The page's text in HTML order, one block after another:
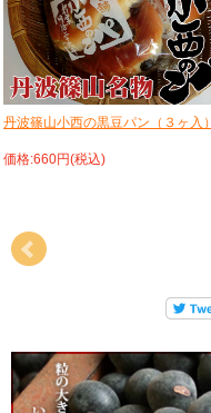
丹波篠山小西の黒豆パン（３ヶ入）
価格:660円(税込)